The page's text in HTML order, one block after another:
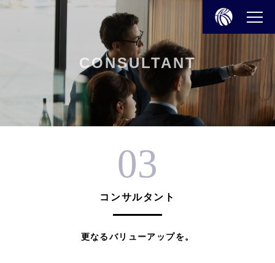
｜
大
阪
CONSULTANT
03
コンサルタント
更なるバリューアップを。